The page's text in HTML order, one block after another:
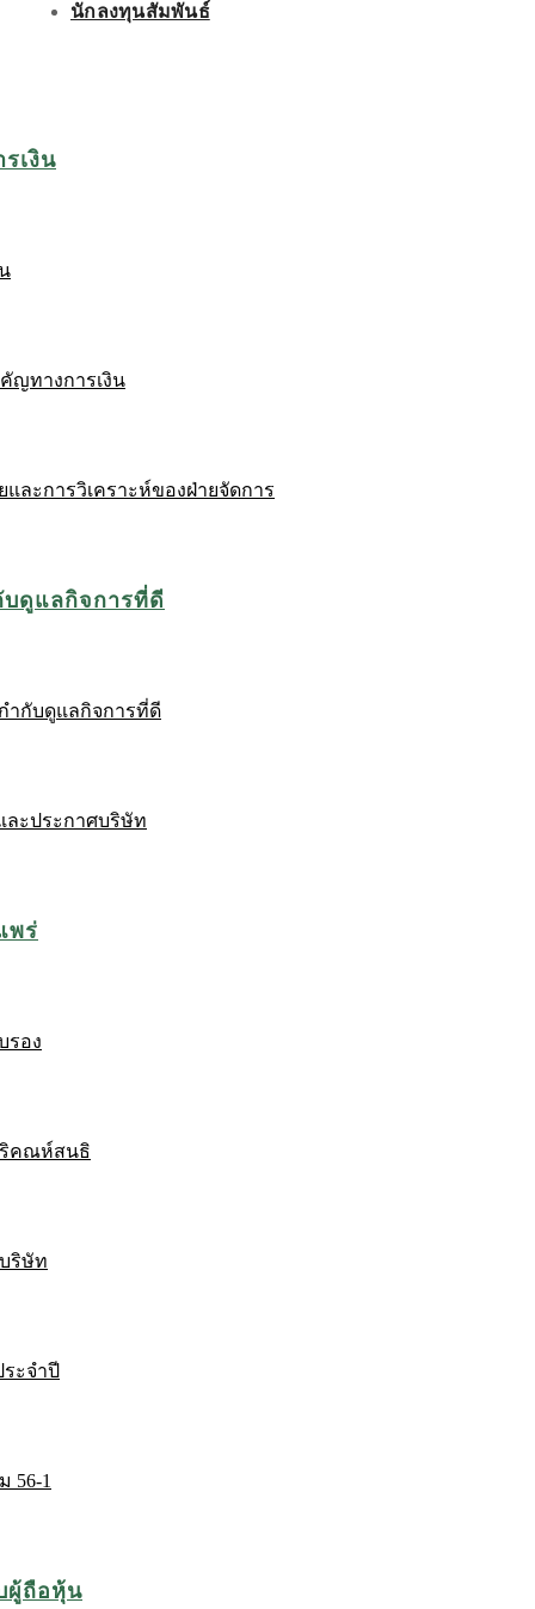
นักลงทุนสัมพันธ์
เงิน
ญทางการเงิน
และการวิเคราะห์ของฝ่ายจัดการ
ดูแลกิจการที่ดี
ำกับดูแลกิจการที่ดี
ละประกาศบริษัท
พร่
รอง
คณห์สนธิ
ริษัท
ะจำปี
56-1
ผู้ถือหุ้น